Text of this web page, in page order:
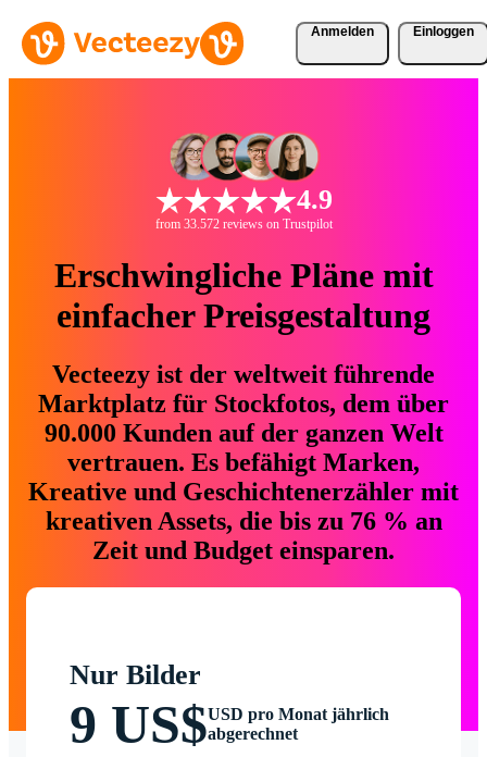
Anmelden Einloggen
4.9
from 33.572 reviews on Trustpilot
Erschwingliche Pläne mit
einfacher Preisgestaltung
Vecteezy ist der weltweit führende
Marktplatz für Stockfotos, dem über
90.000 Kunden auf der ganzen Welt
vertrauen. Es befähigt Marken,
Kreative und Geschichtenerzähler mit
kreativen Assets, die bis zu 76 % an
Zeit und Budget einsparen.
Nur Bilder
9 US$USD pro Monat jährlich
abgerechnet